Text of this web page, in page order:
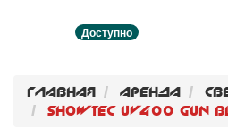
Доступно
Главная Аренда
Showtec UV400 Gun